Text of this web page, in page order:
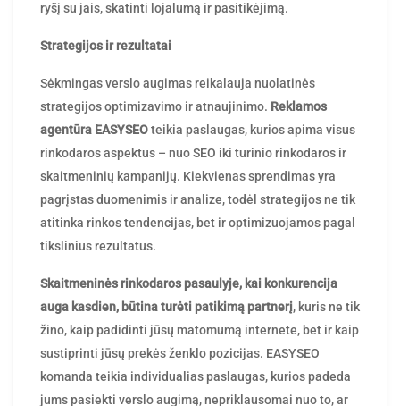
ryšį su jais, skatinti lojalumą ir pasitikėjimą.
Strategijos ir rezultatai
Sėkmingas verslo augimas reikalauja nuolatinės
strategijos optimizavimo ir atnaujinimo. Reklamos
agentūra EASYSEOteikia paslaugas, kurios apima visus
rinkodaros aspektus – nuo SEO iki turinio rinkodaros ir
skaitmeninių kampanijų. Kiekvienas sprendimas yra
pagrįstas duomenimis ir analize, todėl strategijos ne tik
atitinka rinkos tendencijas, bet ir optimizuojamos pagal
tikslinius rezultatus.
Skaitmeninės rinkodaros pasaulyje, kai konkurencija
auga kasdien, būtina turėti patikimą partnerį, kuris ne tik
žino, kaip padidinti jūsų matomumą internete, bet ir kaip
sustiprinti jūsų prekės ženklo pozicijas. EASYSEO
komanda teikia individualias paslaugas, kurios padeda
jums pasiekti verslo augimą, nepriklausomai nuo to, ar